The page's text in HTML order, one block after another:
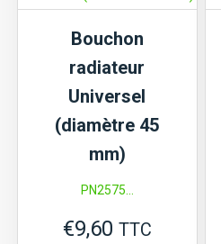
série
FX
Bouchon
radiateur
Universel
(diamètre 45
mm)
PN2575...
€9,60 TTC